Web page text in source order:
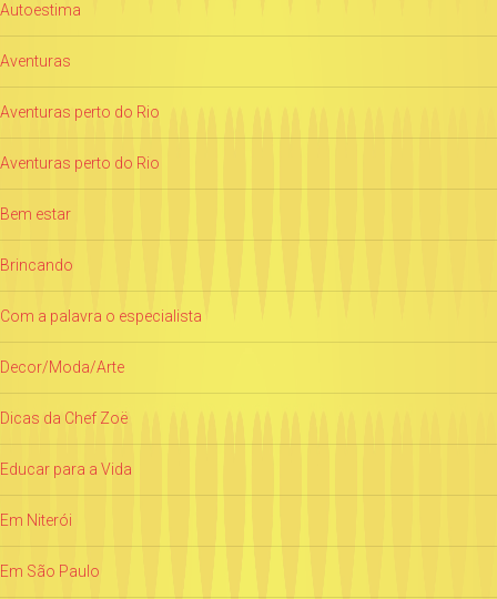
Autoestima
Aventuras
Aventuras perto do Rio
Aventuras perto do Rio
Bem estar
Brincando
Com a palavra o especialista
Decor/Moda/Arte
Dicas da Chef Zoë
Educar para a Vida
Em Niterói
Em São Paulo